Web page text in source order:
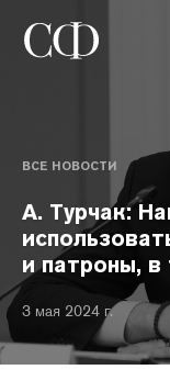
ВСЕ НОВОСТИ
А. Турчак:
и патроны,
3 мая 2024 г.